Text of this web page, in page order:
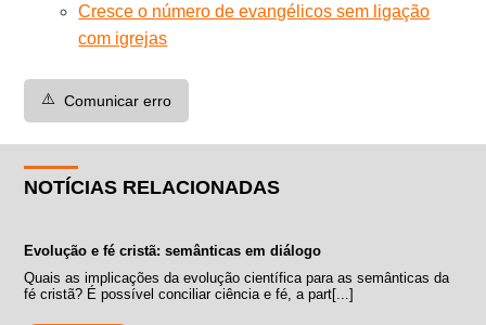
Cresce o número de evangélicos sem ligação
com igrejas
⚠️ Comunicar erro
NOTÍCIAS RELACIONADAS
Evolução e fé cristã: semânticas em diálogo
Quais as implicações da evolução científica para as semânticas da
fé cristã? É possível conciliar ciência e fé, a part[...]